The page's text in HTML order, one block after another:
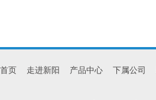
首页 走进新阳 产品中心 下属公司